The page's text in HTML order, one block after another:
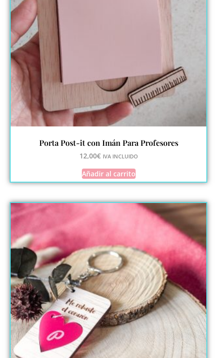
Porta Post-it con Imán Para Profesores
12,00€ IVA INCLUIDO
Añadir al carrito